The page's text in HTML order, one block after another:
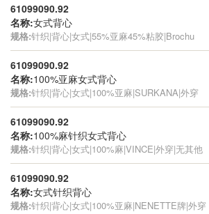
61099090.92
名称:女式背心
规格:针织|背心|女式|55%亚麻45%粘胶|Brochu
61099090.92
名称:100%亚麻女式背心
规格:针织|背心|女式|100%亚麻|SURKANA|外穿
61099090.92
名称:100%麻针织女式背心
规格:针织|背心|女式|100%麻|VINCE|外穿|无其他
61099090.92
名称:女式针织背心
规格:针织|背心|女式|100%亚麻|NENETTE牌|外穿